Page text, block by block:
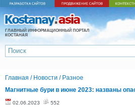
ГЛАВНЫЙ ИНФОРМАЦИОННЫЙ ПОРТАЛ
КОСТАНАЯ
Главная / Новости / Разное
Магнитные бури в июне 2023: названы
02.06.2023 552